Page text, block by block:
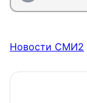
Новости СМИ2